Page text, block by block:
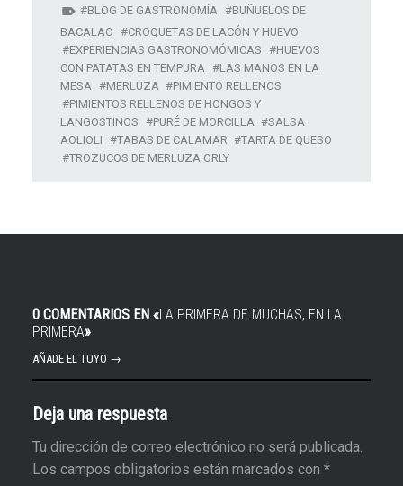
BLOG DE GASTRONOMÍA
BUÑUELOS DE
BACALAO
CROQUETAS DE LACÓN Y HUEVO
EXPERIENCIAS GASTRONOMÓMICAS
HUEVOS
CON PATATAS EN TEMPURA
LAS MANOS EN LA
MESA
MERLUZA
PIMIENTO RELLENOS
PIMIENTOS RELLENOS DE HONGOS Y
LANGOSTINOS
PURÉ DE MORCILLA
SALSA
AOLIOLI
TABAS DE CALAMAR
TARTA DE QUESO
TROZUCOS DE MERLUZA ORLY
0 COMENTARIOS EN «LA PRIMERA DE MUCHAS, EN LA
PRIMERA»
AÑADE EL TUYO →
Deja una respuesta
Tu dirección de correo electrónico no será publicada.
Los campos obligatorios están marcados con *